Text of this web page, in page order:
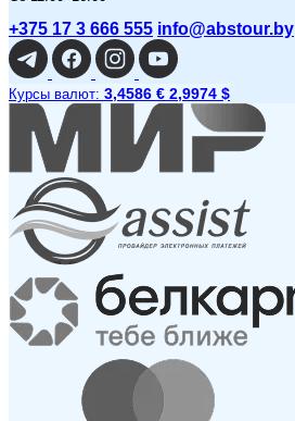
+375 17 3 666 555 info@abstour.by
Курсы валют: 3,4586 € 2,9974 $